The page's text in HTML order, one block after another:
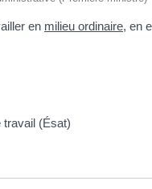
en milieu ordinaire, en
travail (Ésat)